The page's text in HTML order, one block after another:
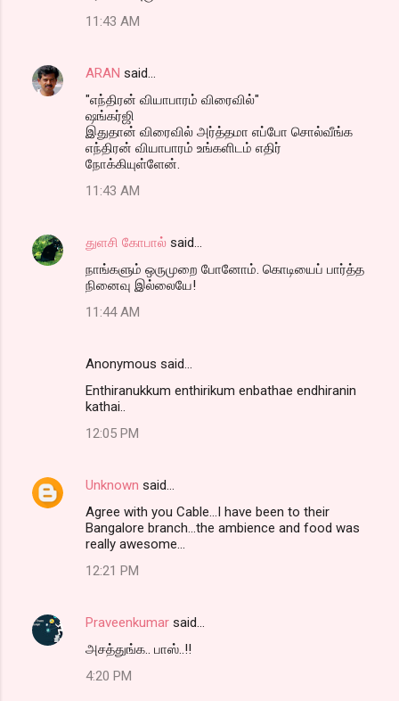
11:43 AM
ARAN said…
"எந்திரன் வியாபாரம் விரைவில்"
ஷங்கர்ஜி
இதுதான் விரைவில் அர்த்தமா எப்போ சொல்வீங்க
எந்திரன் வியாபாரம் உங்களிடம் எதிர்
நோக்கியுள்ளேன்.
11:43 AM
துளசி கோபால் said…
நாங்களும் ஒருமுறை போனோம். கொடியைப் பார்த்த
நினைவு இல்லையே!
11:44 AM
Anonymous said…
Enthiranukkum enthirikum enbathae endhiranin
kathai..
12:05 PM
Unknown said…
Agree with you Cable...I have been to their
Bangalore branch...the ambience and food was
really awesome...
12:21 PM
Praveenkumar said…
அசத்துங்க.. பாஸ்..!!
4:20 PM